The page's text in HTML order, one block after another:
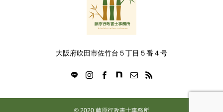
大阪府吹田市佐竹台５丁目５番４号
© 2020 藤原行政書士事務所